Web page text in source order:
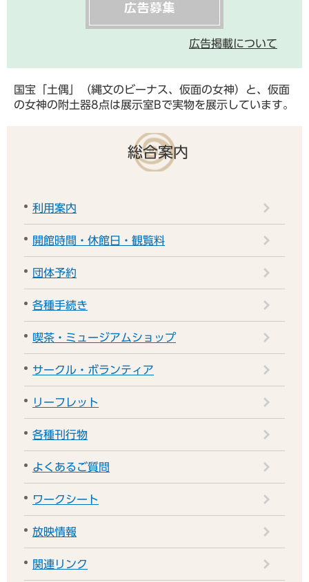
国宝「土偶」（縄文のビーナス、仮面の女神）と、仮面
の女神の附土器8点は展示室Bで実物を展示しています。
総合案内
利用案内
開館時間・休館日・観覧料
団体予約
各種手続き
喫茶・ミュージアムショップ
サークル・ボランティア
リーフレット
各種刊行物
よくあるご質問
ワークシート
放映情報
関連リンク
広告掲載について